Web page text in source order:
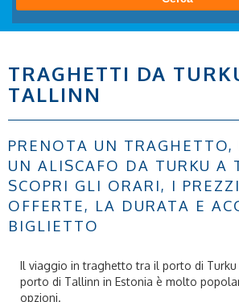
TRAGHETTI DA
TALLINN
PRENOTA UN TRAGHETTO,
UN ALISCAFO DA TURKU A
SCOPRI GLI ORARI, I
OFFERTE, LA DURATA E
BIGLIETTO
Il viaggio in traghetto tra il porto di Turku
porto di Tallinn in Estonia è molto
opzioni.